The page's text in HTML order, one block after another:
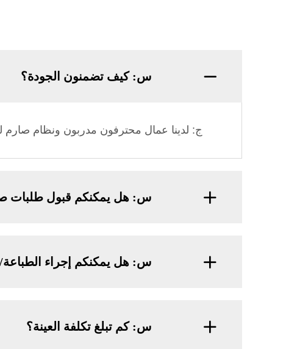
س: كيف تضمنون الجودة؟
ج: لدينا عمال محترفون مدربون ونظام صارم
س: هل يمكنكم قبول طلبات
س: هل يمكنكم إجراء الطباعة/
س: كم تبلغ تكلفة العينة؟